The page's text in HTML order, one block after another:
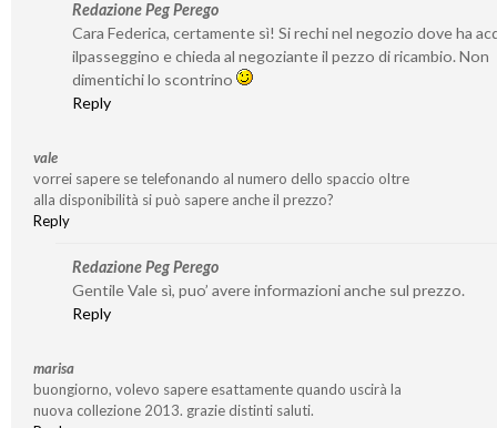
Redazione Peg Perego
Cara Federica, certamente sì! Si rechi nel negozio dove ha
ilpasseggino e chieda al negoziante il pezzo di ricambio. Non
dimentichi lo scontrino
Reply
vale
vorrei sapere se telefonando al numero dello spaccio oltre
alla disponibilità si può sapere anche il prezzo?
Reply
Redazione Peg Perego
Gentile Vale sì, puo’ avere informazioni anche sul prezzo.
Reply
marisa
buongiorno, volevo sapere esattamente quando uscirà la
nuova collezione 2013. grazie distinti saluti.